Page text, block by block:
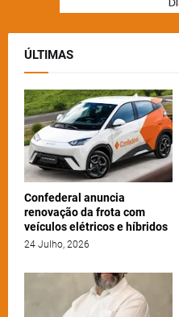
ÚLTIMAS
Confederal anuncia
renovação da frota com
veículos elétricos e híbridos
24 Julho, 2026